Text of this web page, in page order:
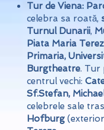
Tur de Viena:
celebra sa roată,
Turnul Dunarii,
Piata Maria
Primaria,
Burgtheatre. Tur
centrul vechi:
Sf.Stefan,
celebrele sale
Hofburg